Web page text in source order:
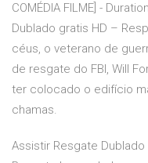
COMÉDIA FILME] -
Dublado gratis HD –
céus, o veterano de
de resgate do FBI, Will
ter colocado o edifício
chamas.
Assistir Resgate